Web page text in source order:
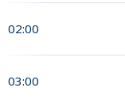
02:00
03:00